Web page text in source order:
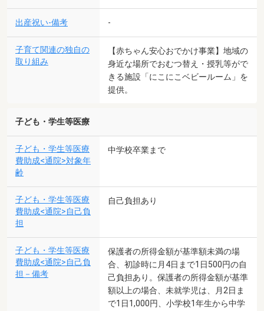
出産祝い-備考 -
子育て関連の独自の
取り組み
【赤ちゃん安心おでかけ事業】地域の
身近な場所でおむつ替え・授乳等がで
きる施設「にこにこベビールーム」を
提供。
子ども・学生等医療
子ども・学生等医療
費助成<通院>対象年
齢
中学校卒業まで
子ども・学生等医療
費助成<通院>自己負
担
自己負担あり
子ども・学生等医療
費助成<通院>自己負
担－備考
保護者の所得金額が基準額未満の場
合、初診時に月4日まで1日500円の自
己負担あり。保護者の所得金額が基準
額以上の場合、未就学児は、月2日ま
で1日1,000円、小学校1年生から中学